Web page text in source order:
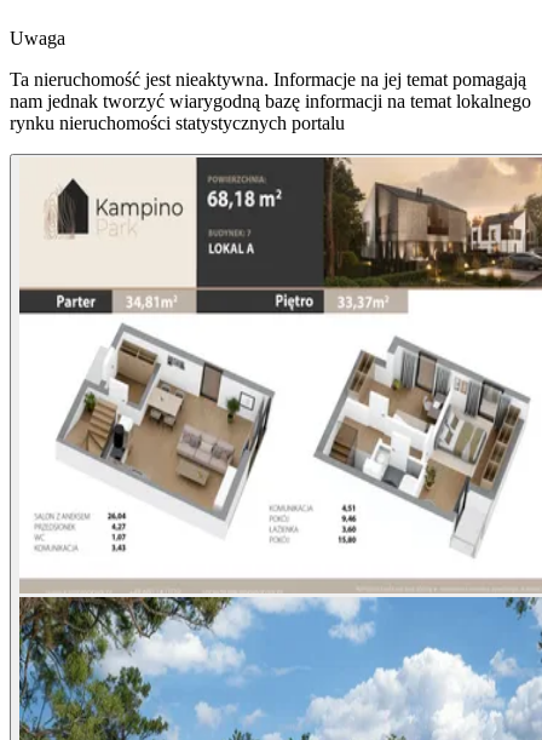
Uwaga
Ta nieruchomość jest nieaktywna. Informacje na jej temat pomagają
nam jednak tworzyć wiarygodną bazę informacji na temat lokalnego
rynku nieruchomości statystycznych portalu